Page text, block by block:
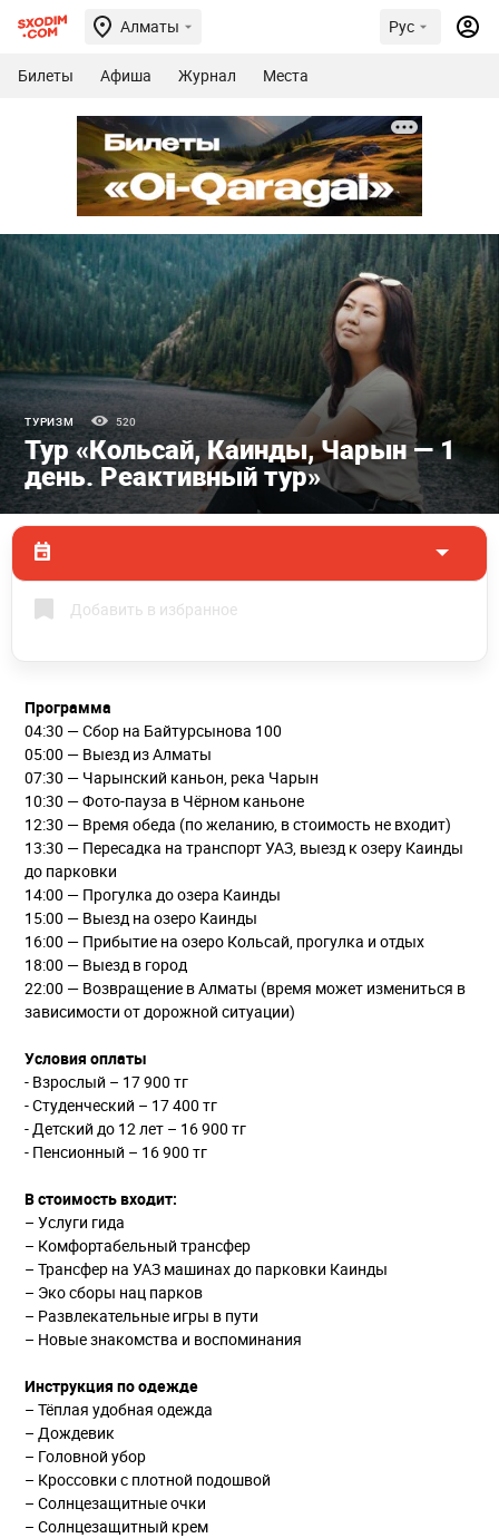
Алматы Рус
Билеты Афиша Журнал Места
ТУРИЗМ 520
Тур «Кольсай, Каинды, Чарын — 1
день. Реактивный тур»
Добавить в избранное
Программа
04:30 — Сбор на Байтурсынова 100
05:00 — Выезд из Алматы
07:30 — Чарынский каньон, река Чарын
10:30 — Фото-пауза в Чёрном каньоне
12:30 — Время обеда (по желанию, в стоимость не входит)
13:30 — Пересадка на транспорт УАЗ, выезд к озеру Каинды
до парковки
14:00 — Прогулка до озера Каинды
15:00 — Выезд на озеро Каинды
16:00 — Прибытие на озеро Кольсай, прогулка и отдых
18:00 — Выезд в город
22:00 — Возвращение в Алматы (время может измениться в
зависимости от дорожной ситуации)
Условия оплаты
- Взрослый – 17 900 тг‌
‌- Студенческий – 17 400 тг
‌- Детский до 12 лет – 16 900 тг
‌- Пенсионный – 16 900 тг
В стоимость входит:
– Услуги гида
– Комфортабельный трансфер
– Трансфер на УАЗ машинах до парковки Каинды
– Эко сборы нац парков
– Развлекательные игры в пути
– Новые знакомства и воспоминания
Инструкция по одежде
– Тёплая удобная одежда
– Дождевик
– Головной убор
– Кроссовки с плотной подошвой
– Солнцезащитные очки
– Солнцезащитный крем